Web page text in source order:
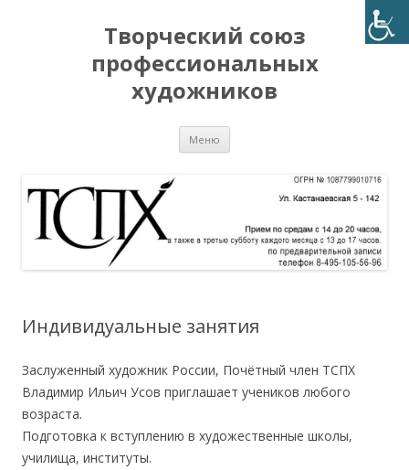
Творческий союз
профессиональных
художников
Меню
Индивидуальные занятия
Заслуженный художник России, Почётный член ТСПХ
Владимир Ильич Усов приглашает учеников любого
возраста.
Подготовка к вступлению в художественные школы,
училища, институты.